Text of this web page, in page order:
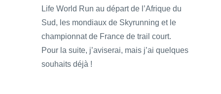
Life World Run au départ de l’Afrique du
Sud, les mondiaux de Skyrunning et le
championnat de France de trail court.
Pour la suite, j’aviserai, mais j’ai quelques
souhaits déjà !